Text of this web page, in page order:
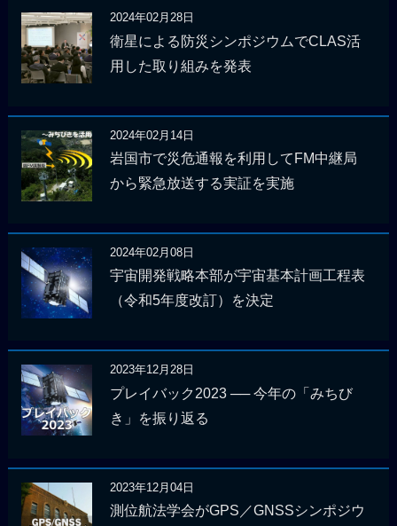
2024年02月28日
衛星による防災シンポジウムでCLAS活
用した取り組みを発表
2024年02月14日
岩国市で災危通報を利用してFM中継局
から緊急放送する実証を実施
2024年02月08日
宇宙開発戦略本部が宇宙基本計画工程表
（令和5年度改訂）を決定
2023年12月28日
プレイバック2023 ── 今年の「みちび
き」を振り返る
2023年12月04日
測位航法学会がGPS／GNSSシンポジウ